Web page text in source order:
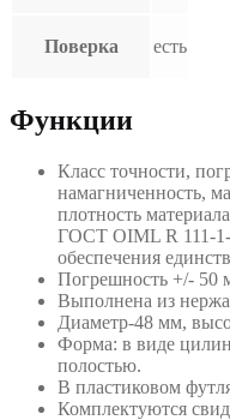
Поверка есть
Функции
Класс точности,
намагниченность,
плотность
ГОСТ OIML R 111-1-
обеспечения
Погрешность +/- 50
Выполнена из
Диаметр-48 мм,
Форма: в виде
полостью.
В пластиковом
Комплектуются